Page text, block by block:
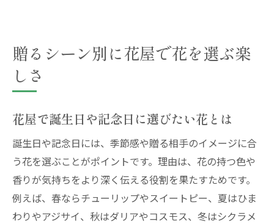
贈るシーン別に花屋で花を選ぶ楽
しさ
花屋で誕生日や記念日に選びたい花とは
誕生日や記念日には、季節感や贈る相手のイメージに合
う花を選ぶことがポイントです。理由は、花の持つ色や
香りが気持ちをより深く伝える役割を果たすためです。
例えば、春ならチューリップやスイートピー、夏はひま
わりやアジサイ、秋はダリアやコスモス、冬はシクラメ